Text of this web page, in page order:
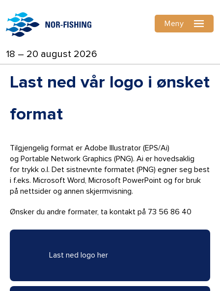
18 – 20 august 2026
Meny
Last ned vår logo i ønsket
format
Tilgjengelig format er Adobe Illustrator (EPS/Ai)
og Portable Network Graphics (PNG). Ai er hovedsaklig
for trykk o.l. Det sistnevnte formatet (PNG) egner seg best
i f.eks. Microsoft Word, Microsoft PowerPoint og for bruk
på nettsider og annen skjermvisning.
Ønsker du andre formater, ta kontakt på 73 56 86 40
Last ned logo her